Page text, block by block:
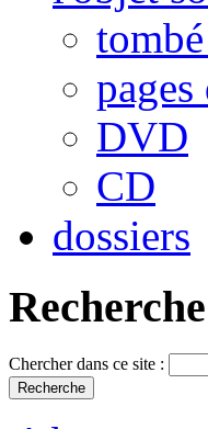
pages
DVD
CD
dossiers
Recherche
Chercher dans ce site :